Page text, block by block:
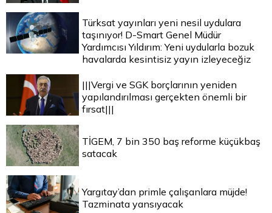
Türksat yayınları yeni nesil uydulara
taşınıyor! D-Smart Genel Müdür
Yardımcısı Yıldırım: Yeni uydularla bozuk
havalarda kesintisiz yayın izleyeceğiz
|||Vergi ve SGK borçlarının yeniden
yapılandırılması gerçekten önemli bir
fırsat|||
TİGEM, 7 bin 350 baş reforme küçükbaş
satacak
Yargıtay’dan primle çalışanlara müjde!
Tazminata yansıyacak